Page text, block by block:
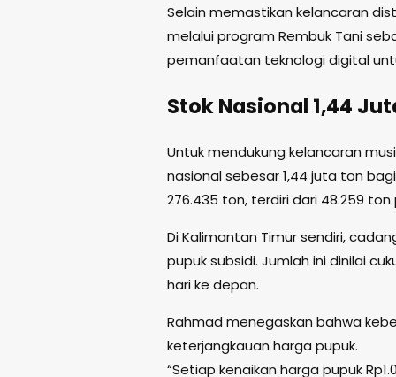
Selain memastikan kelancaran
melalui program Rembuk Tani
pemanfaatan teknologi digital
Stok Nasional 1,44
Untuk mendukung kelancaran
nasional sebesar 1,44 juta ton
276.435 ton, terdiri dari 48.259 ton
Di Kalimantan Timur sendiri,
pupuk subsidi. Jumlah ini dinilai
hari ke depan.
Rahmad menegaskan bahwa
keterjangkauan harga pupuk.
“Setiap kenaikan harga pupuk